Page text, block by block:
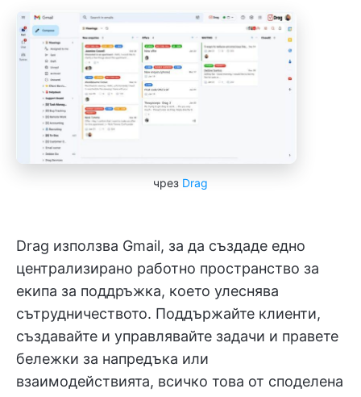
чрез Drag
Drag използва Gmail, за да създаде едно
централизирано работно пространство за
екипа за поддръжка, което улеснява
сътрудничеството. Поддържайте клиенти,
създавайте и управлявайте задачи и правете
бележки за напредъка или
взаимодействията, всичко това от споделена